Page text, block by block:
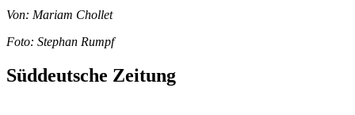
Von: Mariam Chollet
Foto: Stephan Rumpf
Süddeutsche Zeitung